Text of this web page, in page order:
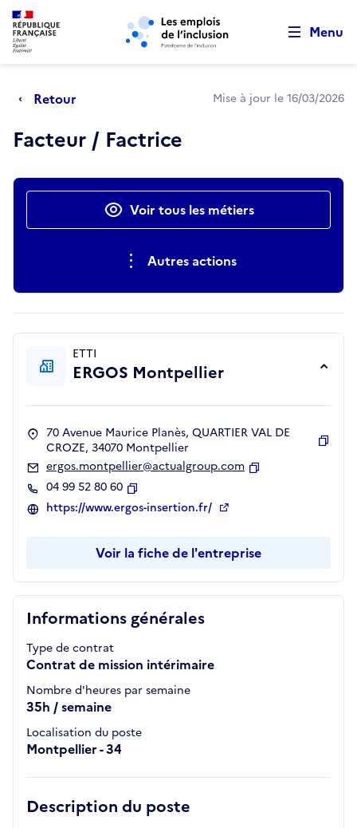
Aller au menu principal Aller au contenu principal
Menu
Retour Mise à jour le 16/03/2026
Facteur / Factrice
Actions rapidesVoir tous les métiers
Autres actions
Informations générales
Type de contrat
Contrat de mission intérimaire
Nombre d'heures par semaine
35h / semaine
Localisation du poste
Montpellier - 34
Description du poste
ETTI
ERGOS Montpellier
70 Avenue Maurice Planès, QUARTIER VAL DE
CROZE, 34070 Montpellier
ergos.montpellier@actualgroup.com
04 99 52 80 60
Copier
https://www.ergos-insertion.fr/
Voir la fiche de l'entreprise
Retour au début de la page
Panneau de gestion des cookies